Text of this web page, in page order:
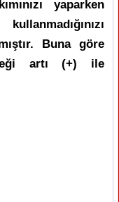
yaparken
Buna göre
artı (+) ile